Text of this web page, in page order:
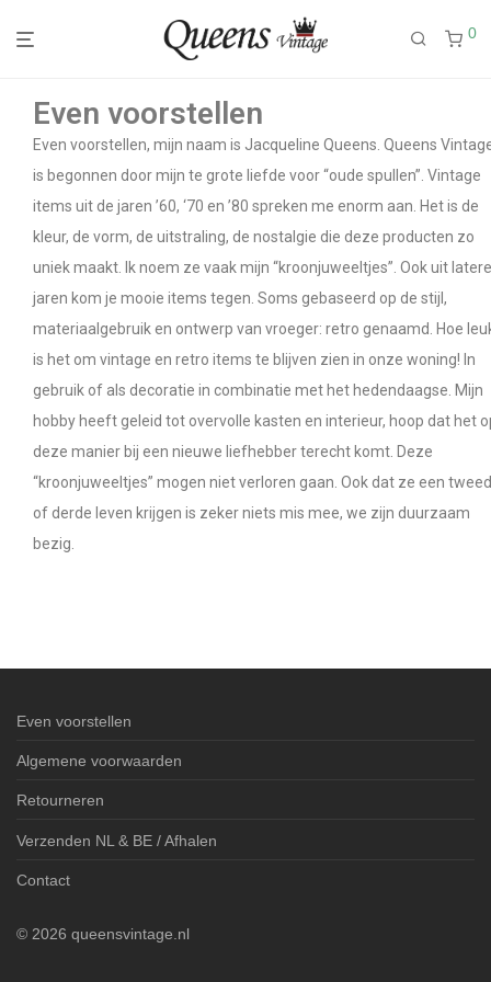
0
Even voorstellen
Even voorstellen, mijn naam is Jacqueline Queens. Queens
is begonnen door mijn te grote liefde voor “oude spullen”. Vintage
items uit de jaren ’60, ‘70 en ’80 spreken me enorm aan. Het is de
kleur, de vorm, de uitstraling, de nostalgie die deze producten zo
uniek maakt. Ik noem ze vaak mijn “kroonjuweeltjes”. Ook uit latere
jaren kom je mooie items tegen. Soms gebaseerd op de stijl,
materiaalgebruik en ontwerp van vroeger: retro genaamd. Hoe
is het om vintage en retro items te blijven zien in onze woning! In
gebruik of als decoratie in combinatie met het hedendaagse. Mijn
hobby heeft geleid tot overvolle kasten en interieur, hoop dat het
deze manier bij een nieuwe liefhebber terecht komt. Deze
“kroonjuweeltjes” mogen niet verloren gaan. Ook dat ze een
of derde leven krijgen is zeker niets mis mee, we zijn duurzaam
bezig.
Even voorstellen
Algemene voorwaarden
Retourneren
Verzenden NL & BE / Afhalen
Contact
© 2026 queensvintage.nl